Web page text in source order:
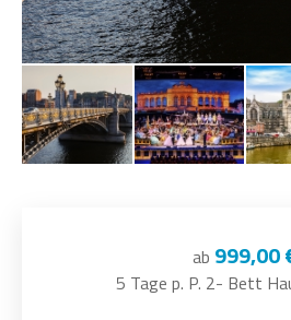
ab 999,00
5 Tage p. P. 2- Bett